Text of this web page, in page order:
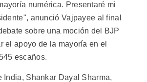
numérica. Presentaré mi
anunció Vajpayee al final
sobre una moción del BJP
el apoyo de la mayoría en el
escaños.
India, Shankar Dayal Sharma,